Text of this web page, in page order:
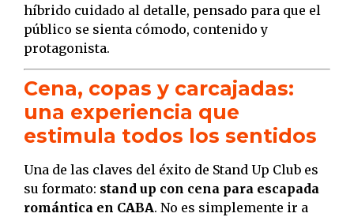
híbrido cuidado al detalle, pensado para que el
público se sienta cómodo, contenido y
protagonista.
Cena, copas y carcajadas:
una experiencia que
estimula todos los sentidos
Una de las claves del éxito de Stand Up Club es
su formato: stand up con cena para escapada
romántica en CABA. No es simplemente ir a